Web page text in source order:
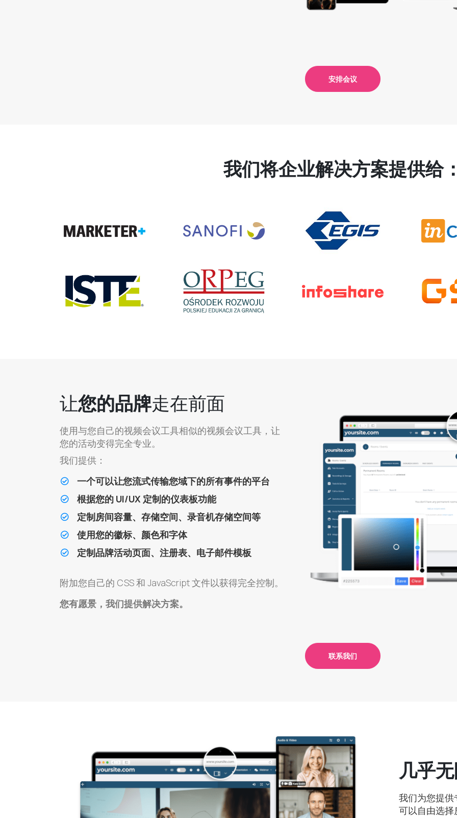
安排会议
我们将企业解决方案提供给
让您的品牌走在前面
使用与您自己的视频会议工具相似的视频会议工具，让
您的活动变得完全专业。
我们提供：
一个可以让您流式传输您域下的所有事件的平台
根据您的 UI/UX 定制的仪表板功能
定制房间容量、存储空间、录音机存储空间等
使用您的徽标、颜色和字体
定制品牌活动页面、注册表、电子邮件模板
附加您自己的 CSS 和 JavaScript 文件以获得完全控制。
您有愿景，我们提供解决方案。
联系我们
几乎
我们为您提
可以自由选择